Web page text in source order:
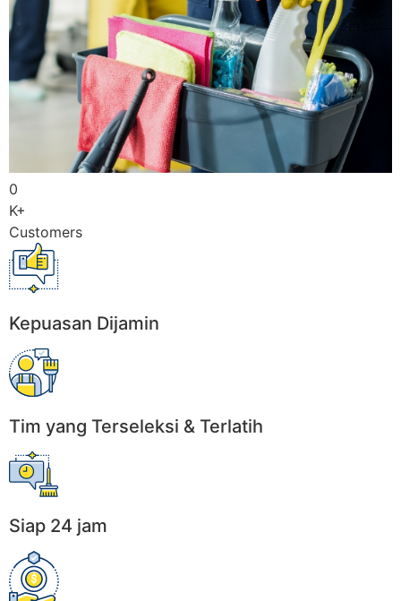
0
K+
Customers
Kepuasan Dijamin
Tim yang Terseleksi & Terlatih
Siap 24 jam